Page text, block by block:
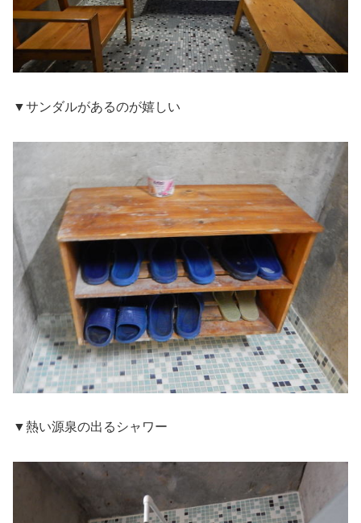
▼サンダルがあるのが嬉しい
▼熱い源泉の出るシャワー